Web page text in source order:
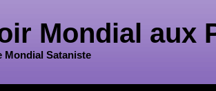
Mondial aux
Mondial Sataniste